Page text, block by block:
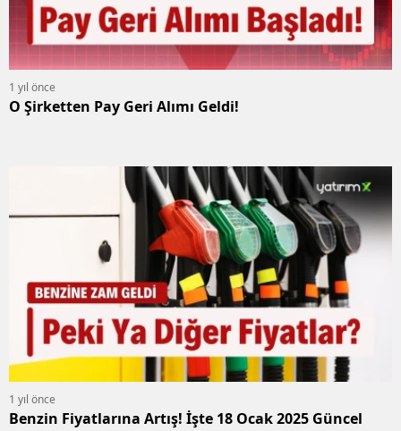
1 yıl önce
O Şirketten Pay Geri Alımı Geldi!
1 yıl önce
Benzin Fiyatlarına Artış! İşte 18 Ocak 2025 Güncel